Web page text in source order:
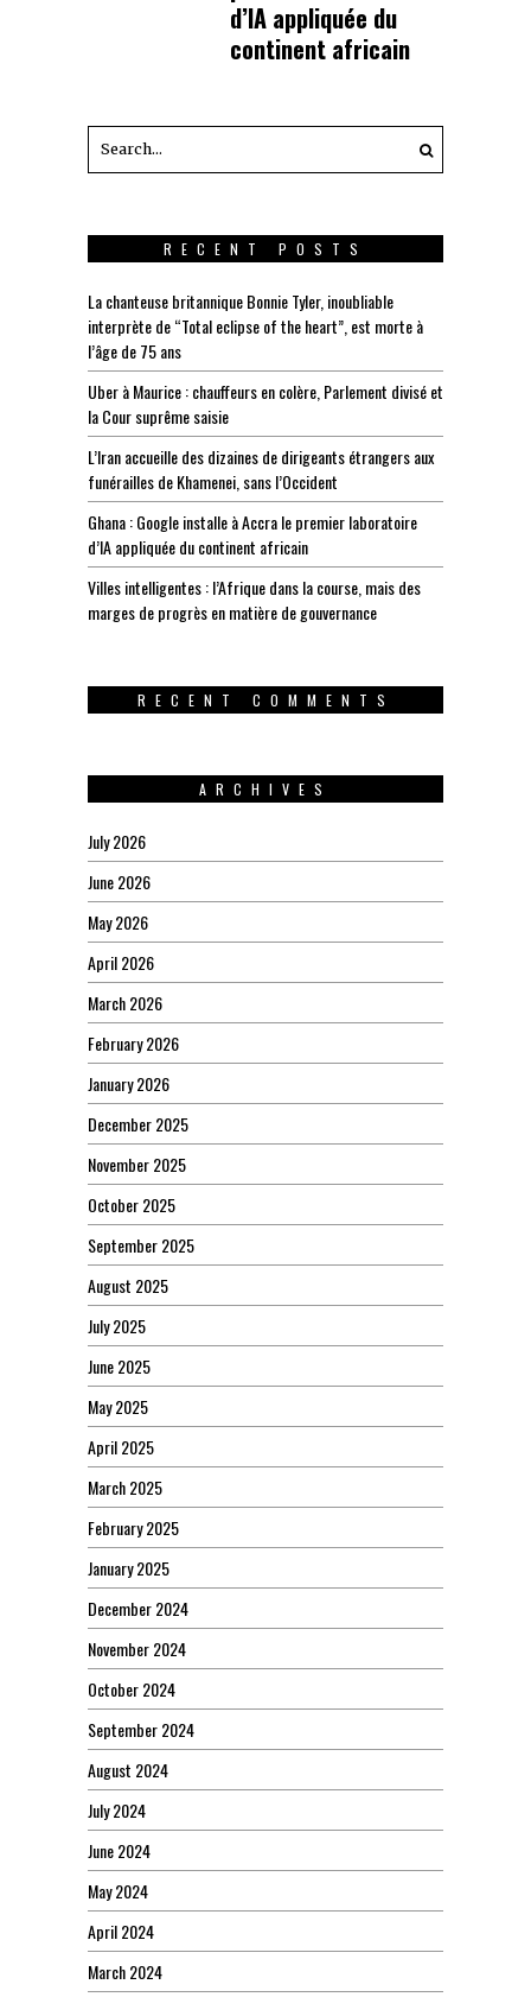
d’IA appliquée du
continent africain
RECENT POSTS
La chanteuse britannique Bonnie Tyler, inoubliable
interprète de “Total eclipse of the heart”, est morte à
l’âge de 75 ans
Uber à Maurice : chauffeurs en colère, Parlement divisé et
la Cour suprême saisie
L’Iran accueille des dizaines de dirigeants étrangers aux
funérailles de Khamenei, sans l’Occident
Ghana : Google installe à Accra le premier laboratoire
d’IA appliquée du continent africain
Villes intelligentes : l’Afrique dans la course, mais des
marges de progrès en matière de gouvernance
RECENT COMMENTS
ARCHIVES
July 2026
June 2026
May 2026
April 2026
March 2026
February 2026
January 2026
December 2025
November 2025
October 2025
September 2025
August 2025
July 2025
June 2025
May 2025
April 2025
March 2025
February 2025
January 2025
December 2024
November 2024
October 2024
September 2024
August 2024
July 2024
June 2024
May 2024
April 2024
March 2024